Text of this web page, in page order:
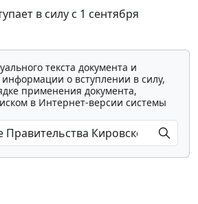
в силу с 1 сентября
текста документа и
о вступлении в силу,
применения документа,
в Интернет-версии системы